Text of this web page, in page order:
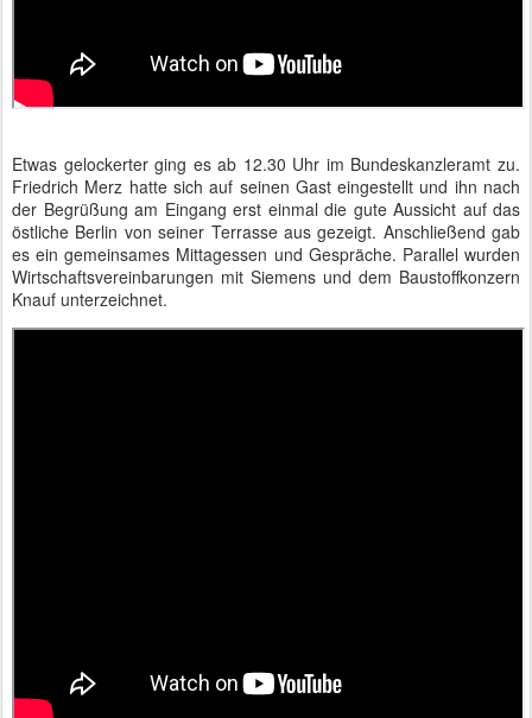
Etwas gelockerter ging es ab 12.30 Uhr im Bundeskanzleramt zu.
Friedrich Merz hatte sich auf seinen Gast eingestellt und ihn nach
der Begrüßung am Eingang erst einmal die gute Aussicht auf das
östliche Berlin von seiner Terrasse aus gezeigt. Anschließend gab
es ein gemeinsames Mittagessen und Gespräche. Parallel wurden
Wirtschaftsvereinbarungen mit Siemens und dem Baustoffkonzern
Knauf unterzeichnet.